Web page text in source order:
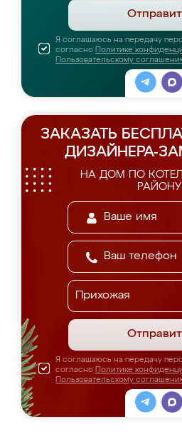
Я соглашаюсь на передачу
согласно Политике
Пользовательскому
ЗАКАЗАТЬ
ДИЗАЙНЕРА-
НА ДОМ ПО
РАЙОНУ
Я соглашаюсь на передачу
согласно Политике
Пользовательскому